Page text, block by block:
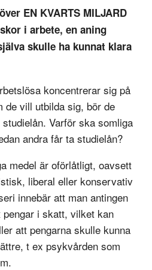
EN KVARTS MILJARD
i arbete, en aning
skulle ha kunnat klara
koncentrerar sig på
de vill utbilda sig, bör de
Varför ska somliga
andra får ta studielån?
medel är oförlåtligt, oavsett
liberal eller konservativ
innebär att man antingen
i skatt, vilket kan
att pengarna skulle kunna
t ex psykvården som